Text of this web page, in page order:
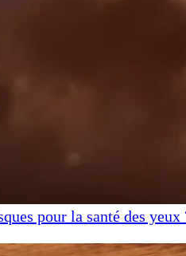
pour la santé des yeux